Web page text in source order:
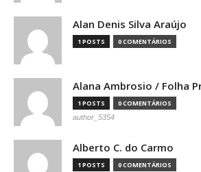
Alan Denis Silva Araújo
1 POSTS 0 COMENTÁRIOS
Alana Ambrosio / Folha
1 POSTS 0 COMENTÁRIOS
author_5354
Alberto C. do Carmo
1 POSTS 0 COMENTÁRIOS